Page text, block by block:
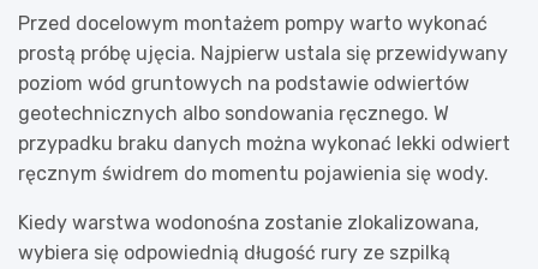
Przed docelowym montażem pompy warto wykonać
prostą próbę ujęcia. Najpierw ustala się przewidywany
poziom wód gruntowych na podstawie odwiertów
geotechnicznych albo sondowania ręcznego. W
przypadku braku danych można wykonać lekki odwiert
ręcznym świdrem do momentu pojawienia się wody.
Kiedy warstwa wodonośna zostanie zlokalizowana,
wybiera się odpowiednią długość rury ze szpilką